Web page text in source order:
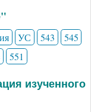
УС 543
545
551
изученного